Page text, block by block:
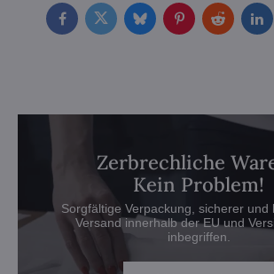
FacebookTwitterBlueskyPinterestReddit
Zerbrechliche
Kein Problem!
Sorgfältige Verpackung, sicherer und
Versand innerhalb der EU und
inbegriffen.